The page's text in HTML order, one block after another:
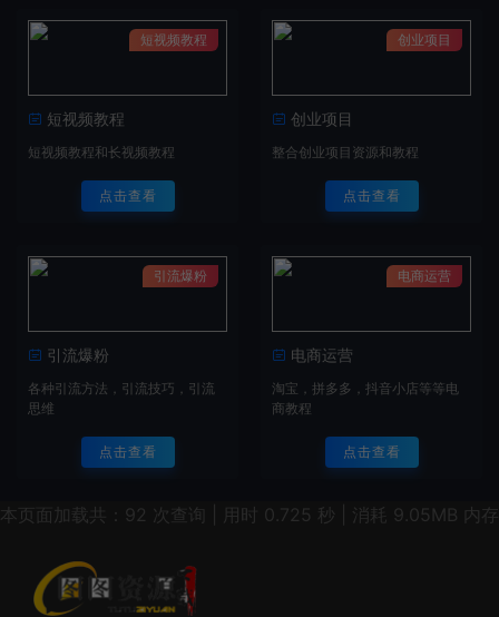
短视频教程
短视频教程
短视频教程和长视频教程
点击查看
创业项目
创业项目
整合创业项目资源和教程
点击查看
引流爆粉
引流爆粉
各种引流方法，引流技巧，引流
思维
点击查看
电商运营
电商运营
淘宝，拼多多，抖音小店等等电
商教程
点击查看
本页面加载共：92 次查询 | 用时 0.725 秒 | 消耗 9.05MB 内存